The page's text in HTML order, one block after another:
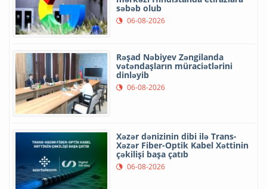
səbəb olub
06-08-2026
Rəşad Nəbiyev Zəngilanda
vətəndaşların müraciətlərini
dinləyib
06-08-2026
Xəzər dənizinin dibi ilə Trans-
Xəzər Fiber-Optik Kabel Xəttinin
çəkilişi başa çatıb
06-08-2026